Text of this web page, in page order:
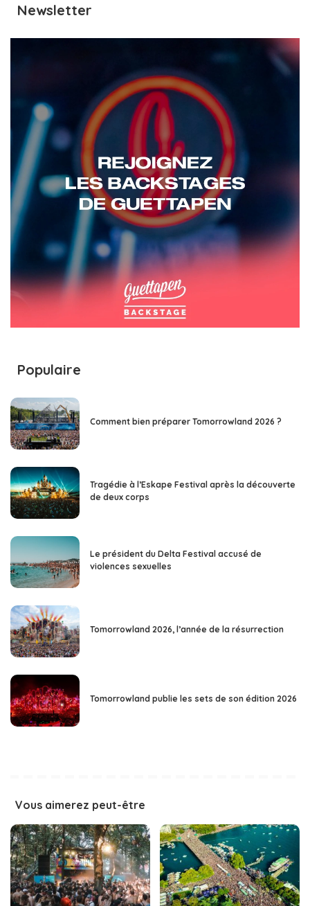
Newsletter
Populaire
Comment bien préparer Tomorrowland 2026 ?
Tragédie à l’Eskape Festival après la découverte
de deux corps
Le président du Delta Festival accusé de
violences sexuelles
Tomorrowland 2026, l’année de la résurrection
Tomorrowland publie les sets de son édition 2026
Vous aimerez peut-être